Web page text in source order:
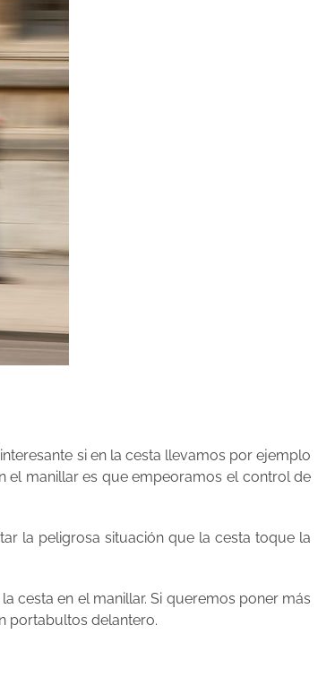
si en la cesta llevamos por ejemplo
el manillar es que empeoramos el control de
la peligrosa situación que la cesta toque la
cesta en el manillar. Si queremos poner más
portabultos delantero.